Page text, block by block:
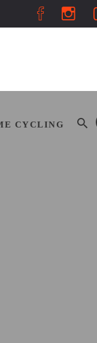
CYCLING
CYCLING